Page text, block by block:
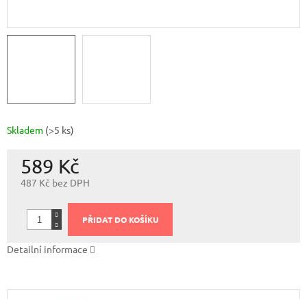
589 Kč
487 Kč bez DPH
cena:
Skladem (>5 ks)
PŘIDAT DO KOŠÍKU
Detailní informace